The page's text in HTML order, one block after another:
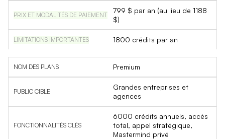
799 $ par an (au lieu de 1188
$)
1800 crédits par an
Premium
Grandes entreprises et
agences
6000 crédits annuels, accès
total, appel stratégique,
Mastermind privé